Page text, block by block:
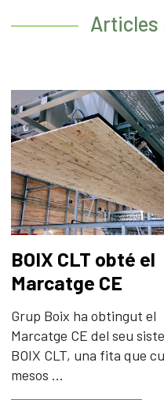
Articles
BOIX CLT obté el
Marcatge CE
Grup Boix ha obtingut el
Marcatge CE del seu
BOIX CLT, una fita que
mesos ...